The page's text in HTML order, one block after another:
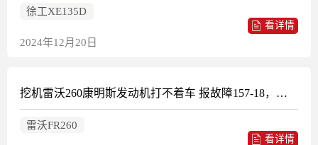
徐工XE135D
2024年12月20日
看详情
挖机雷沃260康明斯发动机打不着车 报故障157-18，仪表查询是喷油器计量共轨压力；数据有效但低于正常工作范围
雷沃FR260
看详情